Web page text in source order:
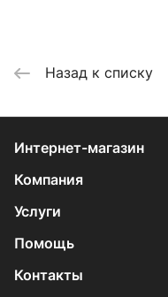
Назад к списку
Интернет-магазин
Компания
Услуги
Помощь
Контакты